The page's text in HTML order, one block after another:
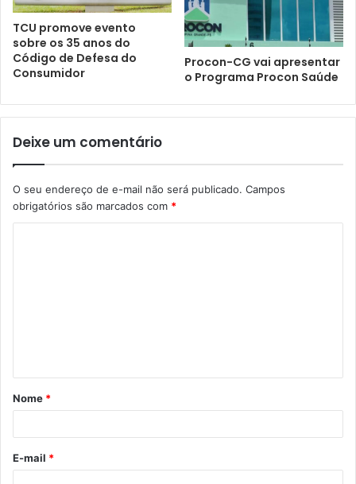
TCU promove evento
sobre os 35 anos do
Código de Defesa do
Consumidor
Procon-CG vai apresentar
o Programa Procon Saúde
Deixe um comentário
O seu endereço de e-mail não será publicado. Campos
obrigatórios são marcados com *
Nome *
E-mail *